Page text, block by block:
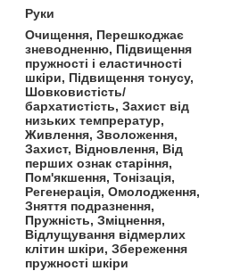
Руки
Очищення, Перешкоджає
зневодненню, Підвищення
пружності і еластичності
шкіри, Підвищення тонусу,
Шовковистість/
бархатистість, Захист від
низьких темпрератур,
Живлення, Зволоження,
Захист, Відновлення, Від
перших ознак старіння,
Пом'якшення, Тонізація,
Регенерація, Омолодження,
Зняття подразнення,
Пружність, Зміцнення,
Відлущування відмерлих
клітин шкіри, Збереження
пружності шкіри